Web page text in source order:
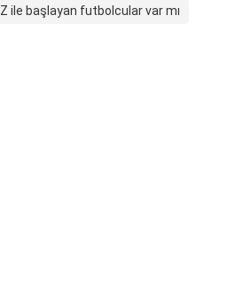
Z ile başlayan futbolcular var mı